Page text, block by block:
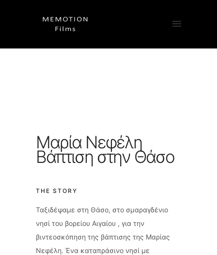
Μαρία Νεφέλη
Βάπτιση στην Θάσο
THE STORY
Ταξιδέψαμε στη Θάσο, στο σμαραγδένιο
νησί του βορείου Αιγαίου , για την
βιντεοσκόπηση της βάπτισης της Μαρίας
Νεφέλη. Ένα καταπράσινο νησί με